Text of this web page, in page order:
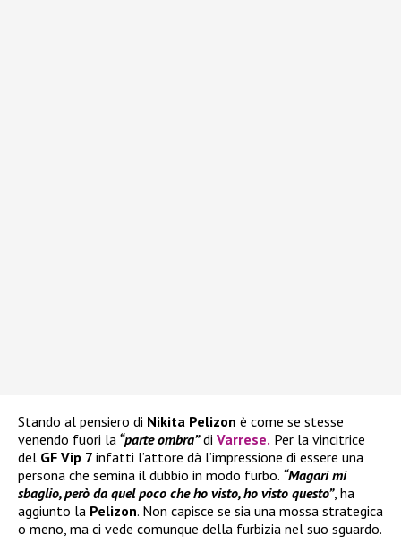
Stando al pensiero di Nikita Pelizon è come se stesse
venendo fuori la “parte ombra”di Varrese. Per la vincitrice
del GF Vip 7 infatti l’attore dà l’impressione di essere una
persona che semina il dubbio in modo furbo. “Magari mi
sbaglio, però da quel poco che ho visto, ho visto questo”, ha
aggiunto la Pelizon. Non capisce se sia una mossa strategica
o meno, ma ci vede comunque della furbizia nel suo sguardo.